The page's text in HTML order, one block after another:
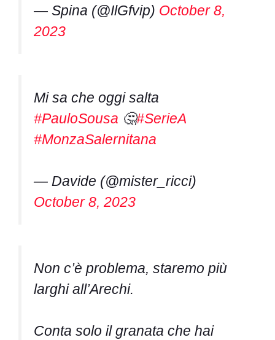
— Spina (@IlGfvip) October 8,
2023
Mi sa che oggi salta
#PauloSousa 🤔#SerieA
#MonzaSalernitana
— Davide (@mister_ricci)
October 8, 2023
Non c’è problema, staremo più
larghi all’Arechi.
Conta solo il granata che hai